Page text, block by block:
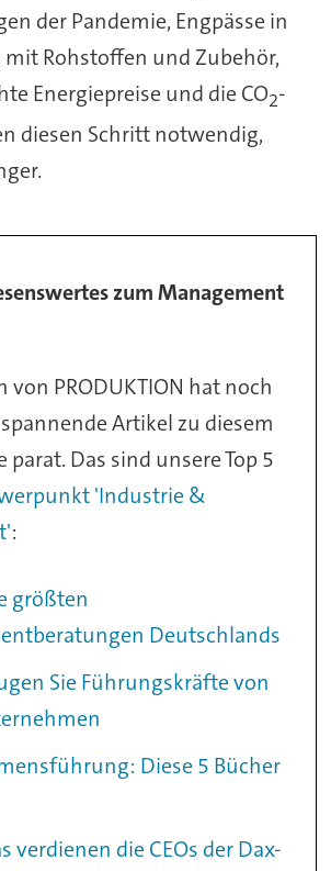
der Pandemie, Engpässe in
mit Rohstoffen und Zubehör,
Energiepreise und die CO2-
diesen Schritt notwendig,
zum Management
von PRODUKTION hat noch
Artikel zu diesem
parat. Das sind unsere Top 5
'Industrie &
:
größten
Deutschlands
Sie Führungskräfte von
Diese 5 Bücher
verdienen die CEOs der Dax-